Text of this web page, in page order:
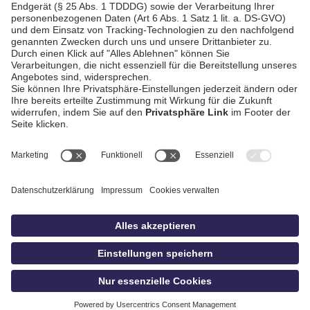
AGB / Gewinnspiele
Datenschutz
Impressum
idowa.de
Privatsphäre